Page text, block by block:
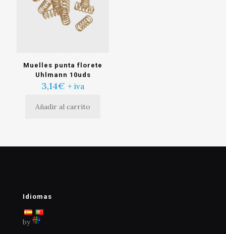
Muelles punta florete
Uhlmann 10uds
3,14€ + iva
Añadir al carrito
Idiomas
by